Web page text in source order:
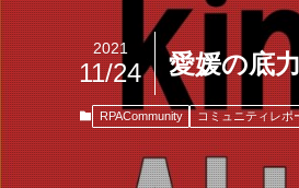
愛媛の底
2021
11/24
RPACommunity コミュニティレポ